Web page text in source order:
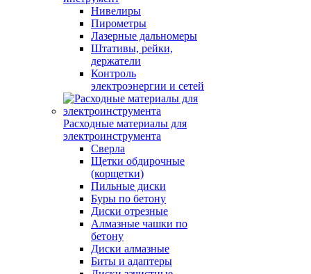
Нивелиры
Пирометры
Лазерные дальномеры
Штативы, рейки,
держатели
Контроль
электроэнергии и сетей
Расходные материалы для
электроинструмента
Сверла
Щетки обдирочные
(корщетки)
Пильные диски
Буры по бетону
Диски отрезные
Алмазные чашки по
бетону
Диски алмазные
Биты и адаптеры